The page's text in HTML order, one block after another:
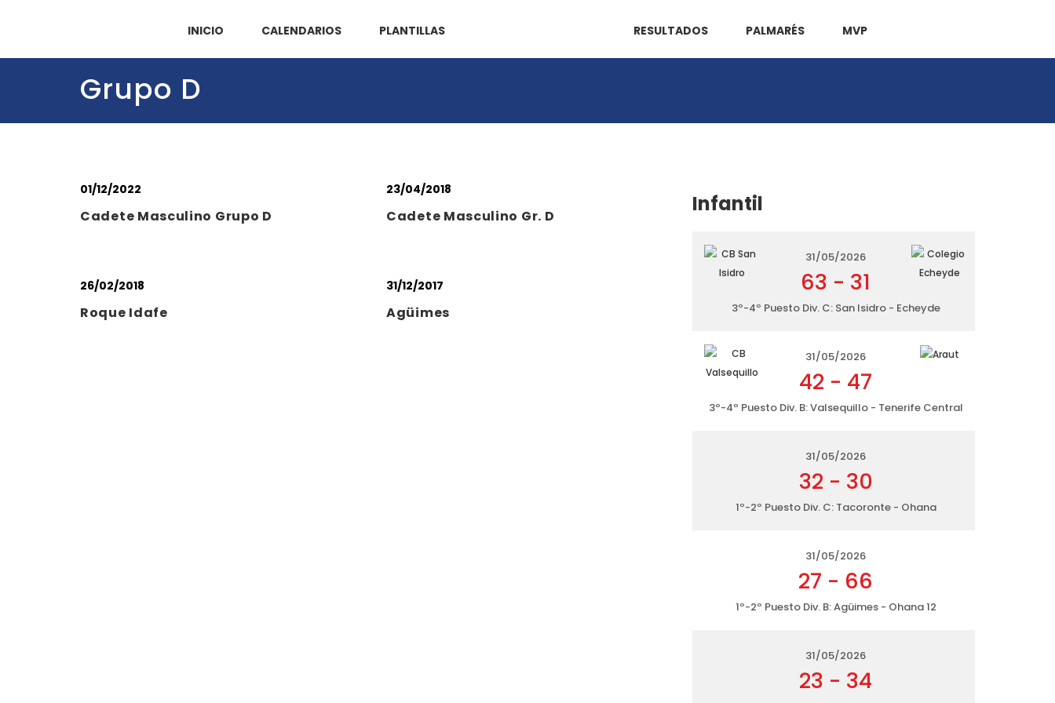
INICIO CALENDARIOS PLANTILLAS RESULTADOS PALMARÉS MVP
Grupo D
01/12/2022
Cadete Masculino Grupo D
23/04/2018
Cadete Masculino Gr. D
26/02/2018
Roque Idafe
31/12/2017
Agüimes
Infantil
31/05/2026
63 - 31
3º-4º Puesto Div. C: San Isidro - Echeyde
31/05/2026
42 - 47
3º-4º Puesto Div. B: Valsequillo - Tenerife Central
31/05/2026
32 - 30
1º-2º Puesto Div. C: Tacoronte - Ohana
31/05/2026
27 - 66
1º-2º Puesto Div. B: Agüimes - Ohana 12
31/05/2026
23 - 34